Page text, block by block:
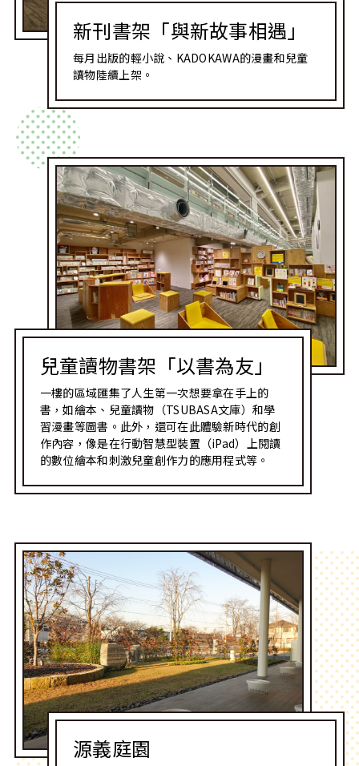
新刊書架「與新故事相遇」
每月出版的輕小說、KADOKAWA的漫畫和兒童
讀物陸續上架。
兒童讀物書架「以書為友」
一樓的區域匯集了人生第一次想要拿在手上的
書，如繪本、兒童讀物（TSUBASA文庫）和學
習漫畫等圖書。此外，還可在此體驗新時代的創
作內容，像是在行動智慧型裝置（iPad）上閱讀
的數位繪本和刺激兒童創作力的應用程式等。
源義庭園